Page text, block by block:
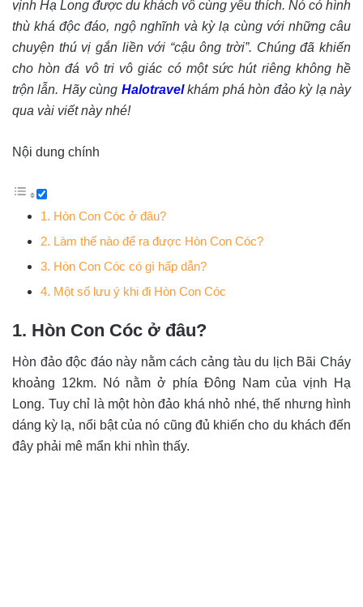
vịnh Hạ Long được du khách vô cùng yêu thích. Nó có hình
thù khá độc đáo, ngộ nghĩnh và kỳ lạ cùng với những câu
chuyện thú vị gắn liền với “cậu ông trời”. Chúng đã khiến
cho hòn đá vô tri vô giác có một sức hút riêng không hề
trộn lẫn. Hãy cùng Halotravelkhám phá hòn đảo kỳ lạ này
qua vài viết này nhé!
Nội dung chính
1. Hòn Con Cóc ở đâu?
2. Làm thế nào để ra được Hòn Con Cóc?
3. Hòn Con Cóc có gì hấp dẫn?
4. Một số lưu ý khi đi Hòn Con Cóc
1. Hòn Con Cóc ở đâu?
Hòn đảo độc đáo này nằm cách cảng tàu du lịch Bãi Cháy
khoảng 12km. Nó nằm ở phía Đông Nam của vịnh Hạ
Long. Tuy chỉ là một hòn đảo khá nhỏ nhé, thế nhưng hình
dáng kỳ lạ, nổi bật của nó cũng đủ khiến cho du khách đến
đây phải mê mẩn khi nhìn thấy.